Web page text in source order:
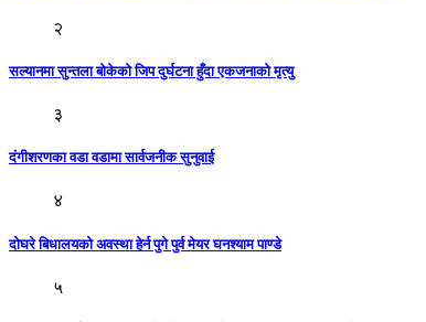
२
सल्यानमा सुन्तला बाेकेकाे जिप दुर्घटना हुँदा एकजनाको मृत्यु
३
दंगीशरणका वडा वडामा सार्वजनीक सुनुवाई
४
दाेघरे बिधालयकाे अवस्था हेर्न पुगे पुर्व मेयर घनश्याम पाण्डे
५